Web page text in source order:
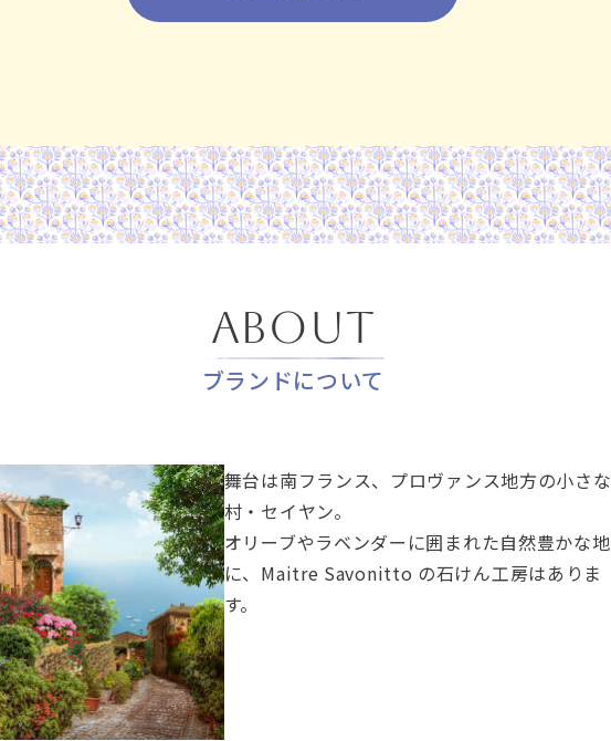
About
ブランドについて
舞台は南フランス、プロヴァンス地方の小さな
村・セイヤン。
オリーブやラベンダーに囲まれた自然豊かな地
に、Maitre Savonitto の石けん工房はありま
す。